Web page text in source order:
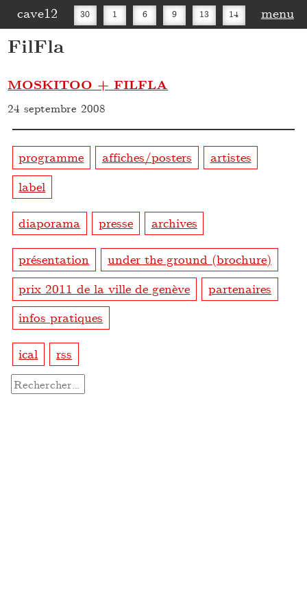
cave12 30 1 6 9 13 14 menu
FilFla
MOSKITOO + FILFLA
24 septembre 2008
programme affiches/posters
artistes
label
diaporama presse archives
présentation
under the ground (brochure)
prix 2011 de la ville de genève
partenaires
infos pratiques
ical rss
Rechercher :